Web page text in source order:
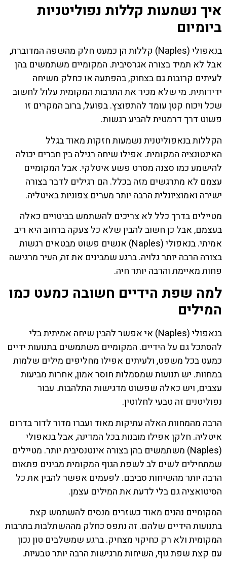
איך נשמעות קללות נפוליטניות
ביומיום
בנאפולי (Naples) קללות הן כמעט חלק מהשפה המדוברת,
אבל לא תמיד בצורה אגרסיבית. המקומיים משתמשים בהן
לעיתים קרובות גם בצחוק, בהפתעה או כחלק משיחה
ידידותית. מי שלא מכיר את התרבות המקומית עלול לחשוב
שכל ויכוח קטן עומד להתפוצץ. בפועל, ברוב המקרים זו
פשוט דרך דרמטית להביע רגשות.
הקללות בנאפוליטנית נשמעות חזקות מאוד בגלל
האינטונציה המקומית. אפילו שיחה רגילה בין חברים יכולה
להישמע כמו סצנה מסרט פשע איטלקי. אבל המקומיים
עצמם לא מתרגשים מזה בכלל. הם רגילים לדבר בצורה
ישירה ואמוציונלית הרבה יותר מערים צפוניות באיטליה.
מטיילים בדרך כלל לא צריכים להשתמש בביטויים כאלה
בעצמם, אבל כן חשוב להבין שלא כל צעקה ברחוב היא ריב
אמיתי. בנאפולי (Naples) אנשים פשוט מבטאים רגשות
בצורה הרבה יותר גלויה. ברגע שמבינים את זה, העיר מרגישה
פחות מאיימת והרבה יותר חיה.
למה שפת הידיים חשובה כמעט כמו
המילים
בנאפולי (Naples) אי אפשר להבין שיחה אמיתית בלי
להסתכל גם על הידיים. המקומיים משתמשים בתנועות ידיים
כמעט בכל משפט, ולעיתים אפילו מחליפים מילים שלמות
במחוות. יש תנועות שמסמלות חוסר אמון, אחרות מביעות
עצבים, ויש כאלה שפשוט מדגישות התלהבות. עבור
נפוליטנים זה טבעי לחלוטין.
הרבה מהמחוות האלה עתיקות מאוד ועברו מדור לדור בדרום
איטליה. חלקן אפילו מובנות בכל המדינה, אבל בנאפולי
(Naples) משתמשים בהן בצורה אינטנסיבית יותר. מטיילים
שמתחילים לשים לב לשפת הגוף המקומית מבינים פתאום
הרבה יותר מהשיחות סביבם. לפעמים אפשר להבין את כל
הסיטואציה גם בלי לדעת את המילים עצמן.
המקומיים נהנים מאוד כשזרים מנסים להשתמש קצת
בתנועות הידיים שלהם. זה נתפס כחלק מההשתלבות בתרבות
המקומית ולא רק כחיקוי מצחיק. ברגע שמשלבים טון נכון
עם קצת שפת גוף, השיחות מרגישות הרבה יותר טבעיות.